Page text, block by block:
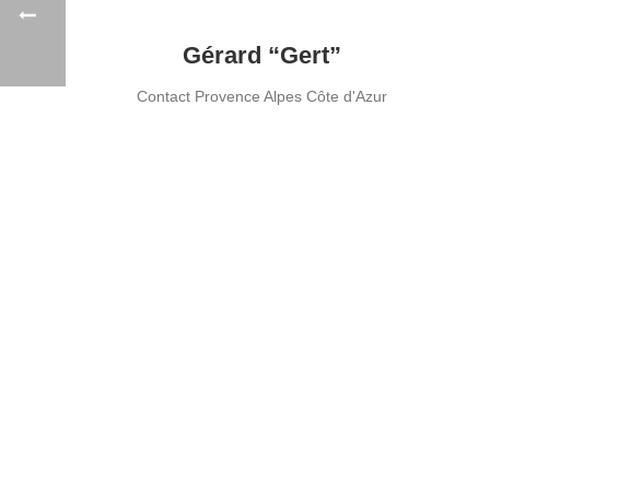
Gérard “Gert”
Contact Provence Alpes Côte d'Azur